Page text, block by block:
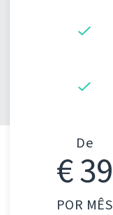
De
€ 39
POR MÊS